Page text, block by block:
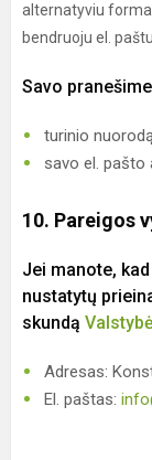
alternatyviu
bendruoju el.
Savo
turinio
savo el. pašto
10. Pareigos
Jei manote,
nustatytų
skundą
Adresas:
El. paštas: